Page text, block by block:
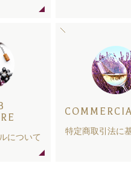
について
特定商取引法に